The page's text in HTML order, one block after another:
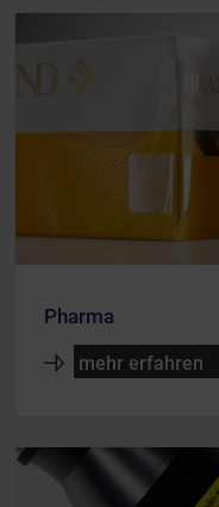
Pharma
mehr erfahren